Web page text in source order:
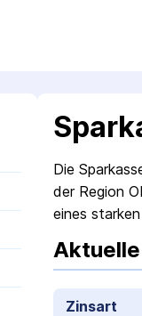
Die
der Region
eines
Zinsart